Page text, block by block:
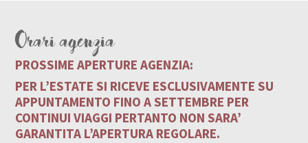
Orari agenzia
PROSSIME APERTURE AGENZIA:
PER L’ESTATE SI RICEVE ESCLUSIVAMENTE SU
APPUNTAMENTO FINO A SETTEMBRE PER
CONTINUI VIAGGI PERTANTO NON SARA’
GARANTITA L’APERTURA REGOLARE.